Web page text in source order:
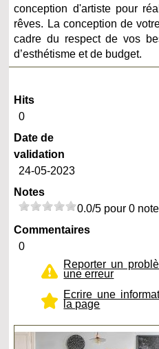
conception d'artiste pour
rêves. La conception de
cadre du respect de vos
d’esthétisme et de budget.
Hits
0
Date de
validation
24-05-2023
Notes
0.0/5 pour 0 note
Commentaires
0
Reporter un
une erreur
Ecrire une
la page